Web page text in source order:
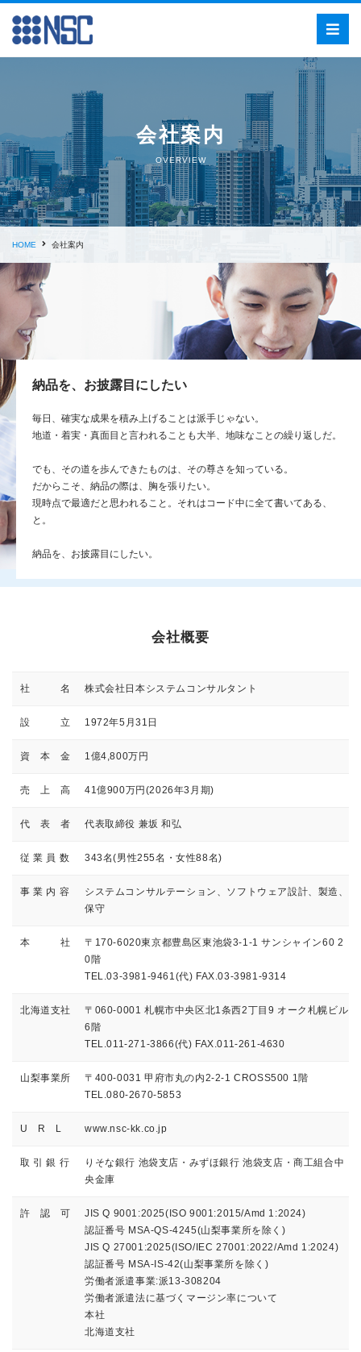
会社案内
OVERVIEW
HOME 会社案内
納品を、お披露目にしたい
毎日、確実な成果を積み上げることは派手じゃない。
地道・着実・真面目と言われることも大半、地味なことの繰り返しだ。
でも、その道を歩んできたものは、その尊さを知っている。
だからこそ、納品の際は、胸を張りたい。
現時点で最適だと思われること。それはコード中に全て書いてある、
と。
納品を、お披露目にしたい。
会社概要
社 名 株式会社日本システムコンサルタント
設 立 1972年5月31日
資 本 金 1億4,800万円
売 上 高 41億900万円(2026年3月期)
代 表 者 代表取締役 兼坂 和弘
従 業 員 数 343名(男性255名・女性88名)
事 業 内 容
システムコンサルテーション、ソフトウェア設計、製造、
保守
本 社
〒170-6020東京都豊島区東池袋3-1-1 サンシャイン60 2
0階
TEL.03-3981-9461(代) FAX.03-3981-9314
北海道支社
〒060-0001 札幌市中央区北1条西2丁目9 オーク札幌ビル
6階
TEL.011-271-3866(代) FAX.011-261-4630
山梨事業所
〒400-0031 甲府市丸の内2-2-1 CROSS500 1階
TEL.080-2670-5853
U R L www.nsc-kk.co.jp
取 引 銀 行
りそな銀行 池袋支店・みずほ銀行 池袋支店・商工組合中
央金庫
許 認 可
JIS Q 9001:2025(ISO 9001:2015/Amd 1:2024)
認証番号 MSA-QS-4245(山梨事業所を除く)
JIS Q 27001:2025(ISO/IEC 27001:2022/Amd 1:2024)
認証番号 MSA-IS-42(山梨事業所を除く)
労働者派遣事業:派13-308204
労働者派遣法に基づくマージン率について
本社
北海道支社